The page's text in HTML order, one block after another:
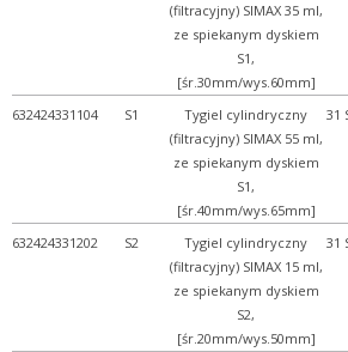
+ Termometry / Areometry
+ Urządzenia laboratoryj...
+ Wyroby metalowe
+ Wyroby z gumy, drewna, ...
+ Z przymrużeniem oka
(filtracyjny) SIMAX 35 ml,
ze spiekanym dyskiem
S1,
[śr.30mm/wys.60mm]
632424331104 S1
Tygiel cylindryczny
(filtracyjny) SIMAX 55 ml,
ze spiekanym dyskiem
S1,
[śr.40mm/wys.65mm]
31
632424331202 S2
Tygiel cylindryczny
(filtracyjny) SIMAX 15 ml,
ze spiekanym dyskiem
S2,
[śr.20mm/wys.50mm]
31